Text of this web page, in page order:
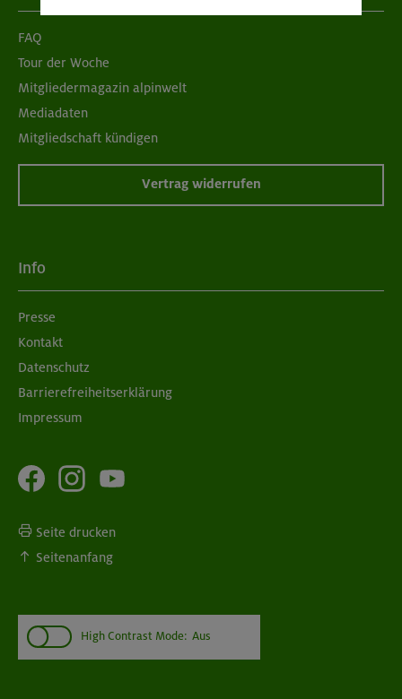
FAQ
Tour der Woche
Mitgliedermagazin alpinwelt
Mediadaten
Mitgliedschaft kündigen
Vertrag widerrufen
Info
Presse
Kontakt
Datenschutz
Barrierefreiheitserklärung
Impressum
Seite drucken
Seitenanfang
High Contrast Mode: Aus